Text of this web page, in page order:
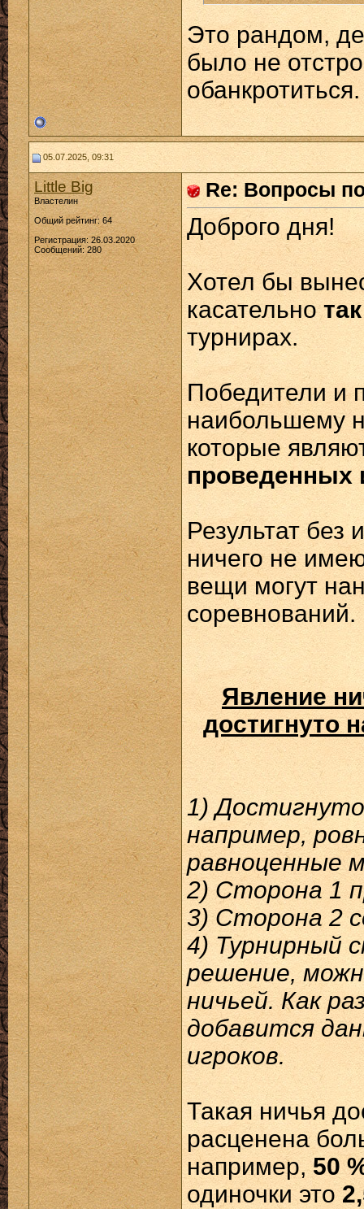
Это рандом,
было не
обанкротиться.
05.07.2025, 09:31
Little Big
Властелин
Общий рейтинг: 64
Регистрация: 26.03.2020
Сообщений: 280
Re: Вопросы
Доброго дня!
Хотел бы
касательно
турнирах.
Победители и
наибольшему
которые
проведенных
Результат без
ничего не
вещи могут
соревнований.
Явление
достигнуто
1)
например,
равноценные
2) Сторона 1
3) Сторона 2
4) Турнирный
решение,
ничьей. Как
добавится
игроков.
Такая ничья
расценена
например,50
одиночки это